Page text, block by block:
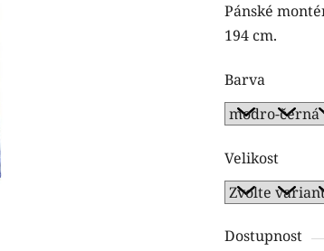
je
0,0
5
hvězdiček.
Pánské
194 cm.
Barva
Velikost
Dostupnost